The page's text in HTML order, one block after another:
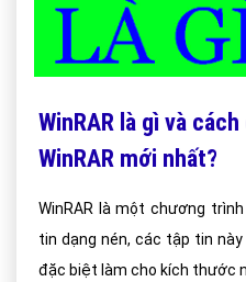
WinRAR là gì và
WinRAR mới nhất?
WinRAR là một chương
tin dạng nén, các tập tin
đặc biệt làm cho kích thước